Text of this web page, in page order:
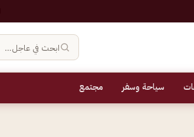
ابحث في عاجل…
سياحة وسفر مجتمع